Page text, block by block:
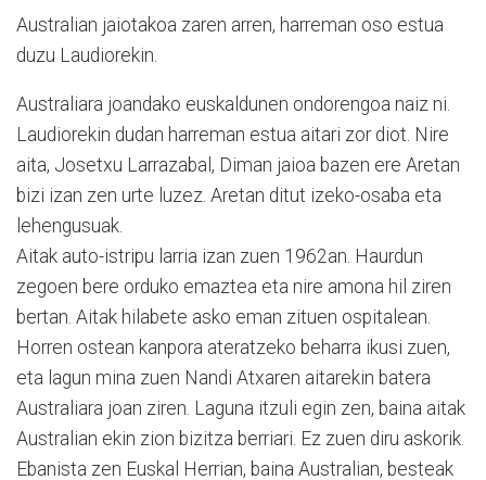
Australian jaiotakoa zaren arren, harreman oso estua
duzu Laudiorekin.
Australiara joandako euskaldunen ondorengoa naiz ni.
Laudiorekin dudan harreman estua aitari zor diot. Nire
aita, Josetxu Larrazabal, Diman jaioa bazen ere Aretan
bizi izan zen urte luzez. Aretan ditut izeko-osaba eta
lehengusuak.
Aitak auto-istripu larria izan zuen 1962an. Haurdun
zegoen bere orduko emaztea eta nire amona hil ziren
bertan. Aitak hilabete asko eman zituen ospitalean.
Horren ostean kanpora ateratzeko beharra ikusi zuen,
eta lagun mina zuen Nandi Atxaren aitarekin batera
Australiara joan ziren. Laguna itzuli egin zen, baina aitak
Australian ekin zion bizitza berriari. Ez zuen diru askorik.
Ebanista zen Euskal Herrian, baina Australian, besteak